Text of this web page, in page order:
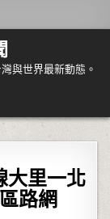
與世界最新動態。
大里一北
路網